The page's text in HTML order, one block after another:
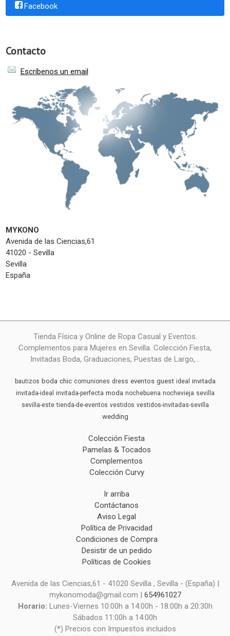
Facebook
Contacto
Escríbenos un email
MYKONO
Avenida de las Ciencias,61
41020 - Sevilla
Sevilla
España
Tienda Física y Online de Ropa Casual y Eventos.
Complementos para Mujeres en Sevilla. Colección Fiesta,
Invitadas Boda, Graduaciones, Puestas de Largo,...
bautizos boda chic comuniones dress eventos guest ideal invitada
invitada-ideal invitada-perfecta moda nochebuena nochevieja sevilla
sevilla-este tienda-de-eventos vestidos vestidos-invitadas-sevilla
wedding
Colección Fiesta
Pamelas & Tocados
Complementos
Colección Curvy
Ir arriba
Contáctanos
Aviso Legal
Política de Privacidad
Condiciones de Compra
Desistir de un pedido
Políticas de Cookies
Avenida de las Ciencias,61 - 41020 Sevilla , Sevilla - (España) |
mykonomoda@gmail.com | 654961027
Horario: Lunes-Viernes 10:00h a 14:00h - 18:00h a 20:30h
Sábados 11:00h a 14:00h
(*) Precios con Impuestos incluidos